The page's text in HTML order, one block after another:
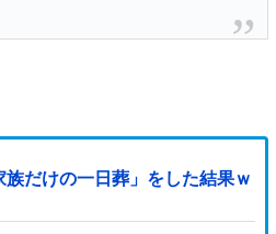
だけの一日葬」をした結果ｗ